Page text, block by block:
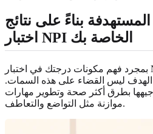
بناءً على نتائج
اختبار NPI الخاصة بك
بمجرد فهم مكونات درجتك في اختبار NPI، يمكنك البدء في تطبيق
الهدف ليس القضاء على هذه السمات.
بطرق أكثر صحة وتطوير مهارات
موازنة مثل التواضع والتعاطف.